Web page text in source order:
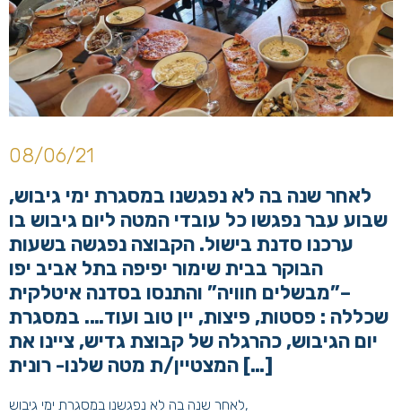
08/06/21
לאחר שנה בה לא נפגשנו במסגרת ימי גיבוש,
שבוע עבר נפגשו כל עובדי המטה ליום גיבוש בו
ערכנו סדנת בישול. הקבוצה נפגשה בשעות
הבוקר בבית שימור יפיפה בתל אביב יפו
–”מבשלים חוויה” והתנסו בסדנה איטלקית
שכללה : פסטות, פיצות, יין טוב ועוד…. במסגרת
יום הגיבוש, כהרגלה של קבוצת גדיש, ציינו את
המצטיין/ת מטה שלנו- רונית […]
לאחר שנה בה לא נפגשנו במסגרת ימי גיבוש,